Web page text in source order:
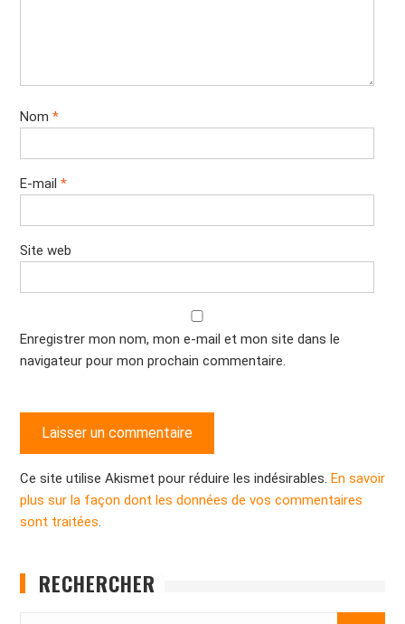
Nom *
E-mail *
Site web
Enregistrer mon nom, mon e-mail et mon site dans le
navigateur pour mon prochain commentaire.
Ce site utilise Akismet pour réduire les indésirables. En savoir
plus sur la façon dont les données de vos commentaires
sont traitées.
RECHERCHER